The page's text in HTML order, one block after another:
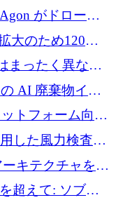
張するためにシ
保
がドローン
、3,000 万ドル
大のため120万
まったく異なる
控えめな」後任
AI 廃棄物イン
シリーズ B で
トフォーム向け
獲得
した風力検査の
ド以上を確保
キテクチャを拡
調達
超えて: ソブリ